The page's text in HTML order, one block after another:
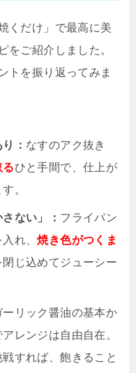
くだけ」で最高に美
をご紹介しました。
トを振り返ってみま
： なすのアク抜き
ひと手間で、仕上が
。
ない」： フライパン
入れ、焼き色がつくま
じ込めてジューシー
リック醤油の基本か
レンジは自由自在。
すれば、飽きること